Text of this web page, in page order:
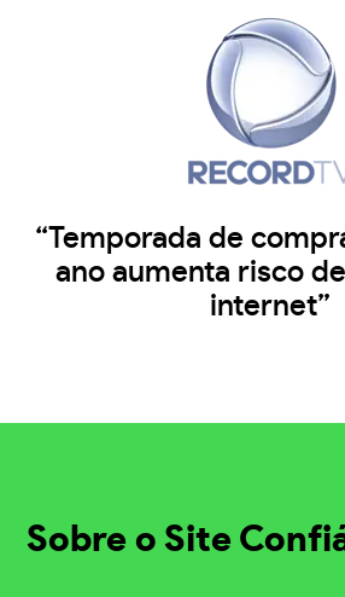
“Temporada de
ano aumenta risco
internet”
Sobre o Site